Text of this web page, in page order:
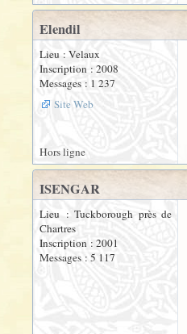
Elendil
Lieu : Velaux
Inscription : 2008
Messages : 1 237
Site Web
Hors ligne
ISENGAR
Lieu : Tuckborough près de
Chartres
Inscription : 2001
Messages : 5 117